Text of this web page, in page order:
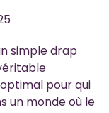
simple drap
pour qui
un monde où le